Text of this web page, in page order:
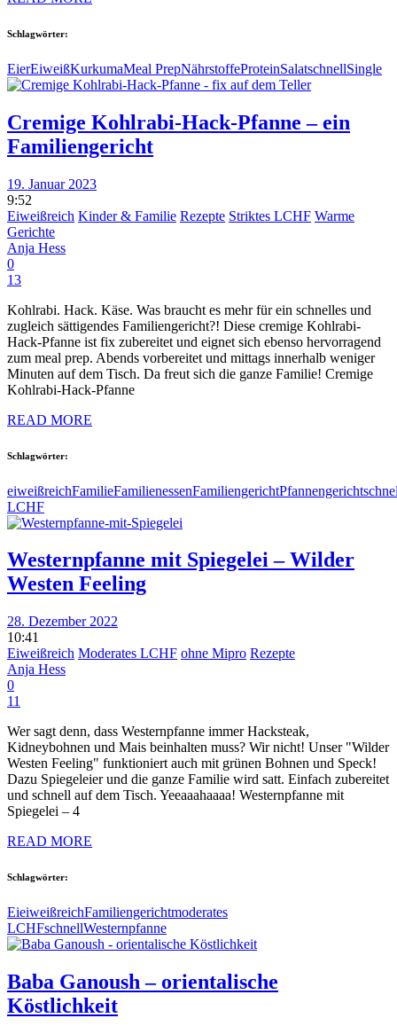
Schlagwörter:
EierEiweißKurkumaMeal PrepNährstoffeProteinSalatschnellSingle
Cremige Kohlrabi-Hack-Pfanne – ein
Familiengericht
19. Januar 2023
9:52
Eiweißreich Kinder & Familie Rezepte Striktes LCHF Warme
Gerichte
Anja Hess
0
13
Kohlrabi. Hack. Käse. Was braucht es mehr für ein schnelles und
zugleich sättigendes Familiengericht?! Diese cremige Kohlrabi-
Hack-Pfanne ist fix zubereitet und eignet sich ebenso hervorragend
zum meal prep. Abends vorbereitet und mittags innerhalb weniger
Minuten auf dem Tisch. Da freut sich die ganze Familie! Cremige
Kohlrabi-Hack-Pfanne
READ MORE
Schlagwörter:
eiweißreichFamilieFamilienessenFamiliengerichtPfannengericht
LCHF
Westernpfanne mit Spiegelei – Wilder
Westen Feeling
28. Dezember 2022
10:41
Eiweißreich Moderates LCHF ohne Mipro Rezepte
Anja Hess
0
11
Wer sagt denn, dass Westernpfanne immer Hacksteak,
Kidneybohnen und Mais beinhalten muss? Wir nicht! Unser "Wilder
Westen Feeling" funktioniert auch mit grünen Bohnen und Speck!
Dazu Spiegeleier und die ganze Familie wird satt. Einfach zubereitet
und schnell auf dem Tisch. Yeeaaahaaaa! Westernpfanne mit
Spiegelei – 4
READ MORE
Schlagwörter:
EieiweißreichFamiliengerichtmoderates
LCHFschnellWesternpfanne
Baba Ganoush – orientalische
Köstlichkeit